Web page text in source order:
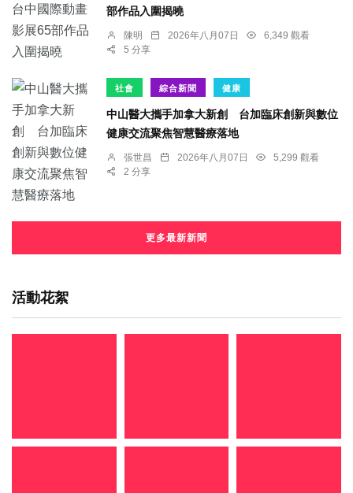
部作品入圍揭曉
陳明 2026年八月07日
6,349 觀看
5 分享
社會 綜合新聞 健康
中山醫大攜手加拿大新創 台加臨床創新與數位
健康交流聚焦智慧醫療落地
張世昌 2026年八月07日
5,299 觀看
2 分享
更多最新新聞
活動花絮